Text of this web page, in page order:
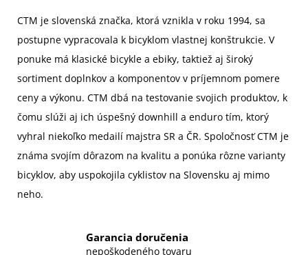
CTM je slovenská značka, ktorá vznikla v roku 1994, sa
postupne vypracovala k bicyklom vlastnej konštrukcie. V
ponuke má klasické bicykle a ebiky, taktiež aj široký
sortiment doplnkov a komponentov v príjemnom pomere
ceny a výkonu. CTM dbá na testovanie svojich produktov, k
čomu slúži aj ich úspešný downhill a enduro tím, ktorý
vyhral niekoľko medailí majstra SR a ČR. Spoločnosť CTM je
známa svojím dôrazom na kvalitu a ponúka rôzne varianty
bicyklov, aby uspokojila cyklistov na Slovensku aj mimo
neho.
Garancia doručenia
nepoškodeného tovaru